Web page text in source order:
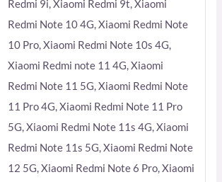
Redmi 9i, Xiaomi Redmi 9t, Xiaomi
Redmi Note 10 4G, Xiaomi Redmi Note
10 Pro, Xiaomi Redmi Note 10s 4G,
Xiaomi Redmi note 11 4G, Xiaomi
Redmi Note 11 5G, Xiaomi Redmi Note
11 Pro 4G, Xiaomi Redmi Note 11 Pro
5G, Xiaomi Redmi Note 11s 4G, Xiaomi
Redmi Note 11s 5G, Xiaomi Redmi Note
12 5G, Xiaomi Redmi Note 6 Pro, Xiaomi